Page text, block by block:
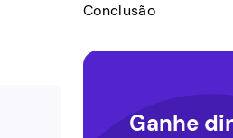
Conclusão
Ganhe